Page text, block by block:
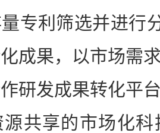
专利筛选并进行
成果，以市场需
研发成果转化平
共享的市场化